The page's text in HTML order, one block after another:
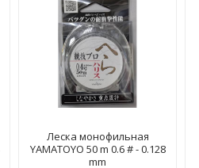
Леска монофильная
YAMATOYO 50 m 0.6 # - 0.128
mm